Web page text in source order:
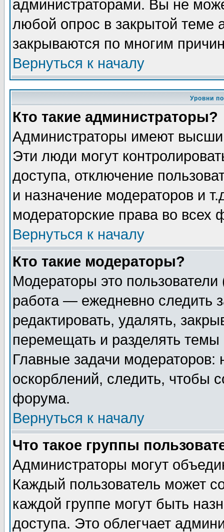
администраторами. Вы не
любой опрос в закрытой теме
закрываются по многим
Вернуться к началу
Уровни
Кто такие администраторы?
Администраторы имеют
Эти люди могут
доступа, отключение
и назначение модераторов и
модераторские права во всех
Вернуться к началу
Кто такие модераторы?
Модераторы это
работа — ежедневно следить
редактировать, удалять,
перемещать и разделять
Главные задачи
оскорблений, следить, чтобы
форума.
Вернуться к началу
Что такое группы
Администраторы могут
Каждый пользователь может
каждой группе могут быть
доступа. Это облегчает